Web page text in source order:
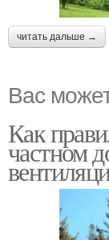
читать дальше →
Вас
Как
частном